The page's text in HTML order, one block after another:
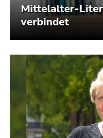
Mittelalter-
verbindet